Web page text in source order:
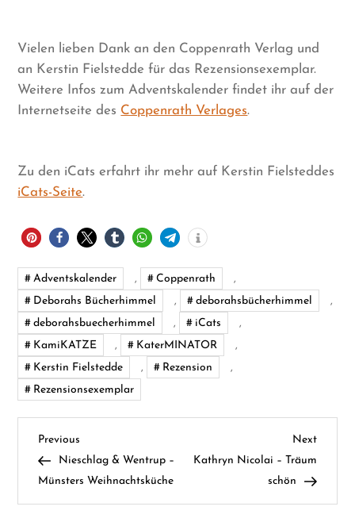
Vielen lieben Dank an den Coppenrath Verlag und
an Kerstin Fielstedde für das Rezensionsexemplar.
Weitere Infos zum Adventskalender findet ihr auf der
Internetseite des Coppenrath Verlages.
Zu den iCats erfahrt ihr mehr auf Kerstin Fielsteddes
iCats-Seite.
Adventskalender , Coppenrath
,
Deborahs Bücherhimmel
, deborahsbücherhimmel
,
deborahsbuecherhimmel
, iCats
,
KamiKATZE
, KaterMINATOR
,
Kerstin Fielstedde
, Rezension
,
Rezensionsexemplar
B
e
Previous
Post
Previous
Nieschlag & Wentrup –
Münsters Weihnachtsküche
Next
Post
Next
Kathryn Nicolai – Träum
schön